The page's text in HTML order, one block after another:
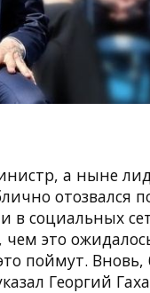
а ныне
отозвался
социальных
это
поймут.
Георгий